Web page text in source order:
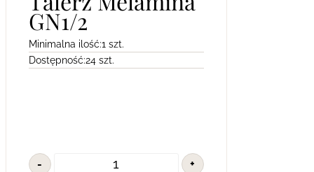
GN1/2
Minimalna ilość:1 szt.
Dostępność:24 szt.
- +